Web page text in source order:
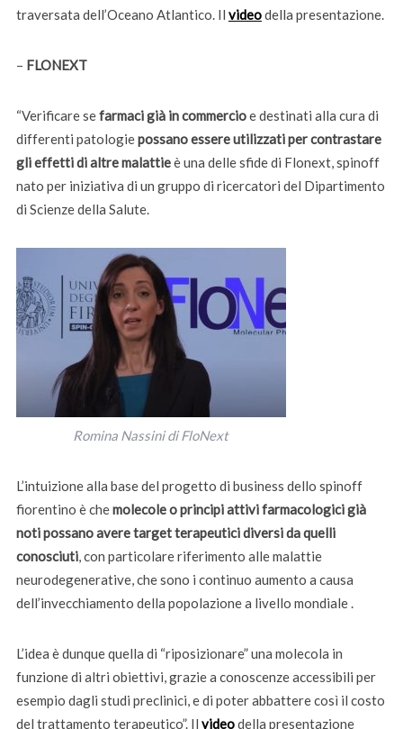
traversata dell’Oceano Atlantico. Il videodella presentazione.
– FLONEXT
“Verificare sefarmaci già in commercioe destinati alla cura di
differenti patologiepossano essere utilizzati per contrastare
gli effetti di altre malattieè una delle sfide di Flonext, spinoff
nato per iniziativa di un gruppo di ricercatori del Dipartimento
di Scienze della Salute.
Romina Nassini di FloNext
L’intuizione alla base del progetto di business dello spinoff
fiorentino è chemolecole o principi attivi farmacologici già
noti possano avere target terapeutici diversi da quelli
conosciuti, con particolare riferimento alle malattie
neurodegenerative, che sono i continuo aumento a causa
dell’invecchiamento della popolazione a livello mondiale .
L’idea è dunque quella di “riposizionare” una molecola in
funzione di altri obiettivi, grazie a conoscenze accessibili per
esempio dagli studi preclinici, e di poter abbattere così il costo
del trattamento terapeutico”. Il videodella presentazione